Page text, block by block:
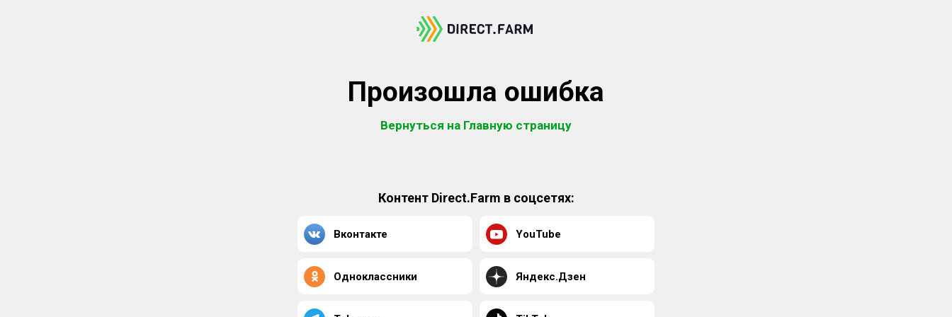
Произошла ошибка
Вернуться на Главную страницу
Контент Direct.Farm в соцсетях:
Вконтакте YouTube
Одноклассники Яндекс.Дзен